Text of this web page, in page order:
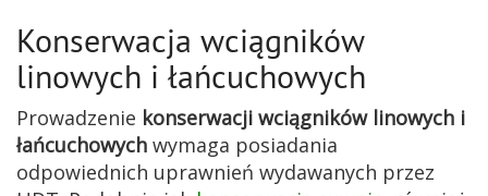
Konserwacja wciągników
linowych i łańcuchowych
Prowadzenie konserwacji wciągników linowych i
łańcuchowych wymaga posiadania
odpowiednich uprawnień wydawanych przez